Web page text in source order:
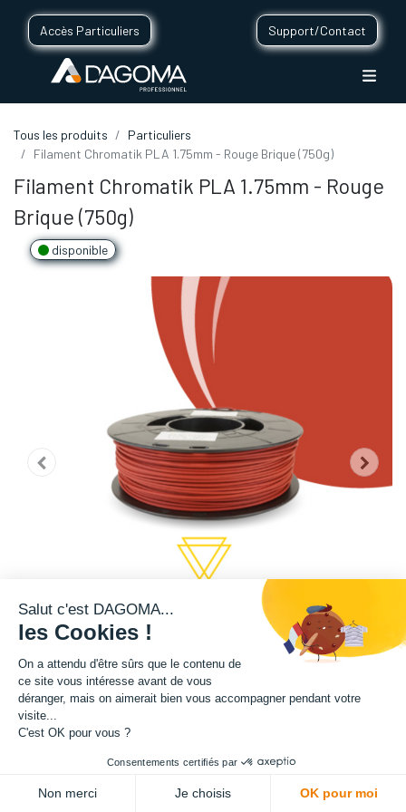
Accès Particuliers Support/Contact
Tous les produits
Particuliers
Filament Chromatik PLA 1.75mm - Rouge Brique (750g)
Filament Chromatik PLA 1.75mm - Rouge
Brique (750g)
disponible
Cette bobine de teinte rouge est disponible en format 750g.
Diamètre : 1.75 mm
Salut c'est DAGOMA...
les Cookies !
On a attendu d'être sûrs que le contenu de
ce site vous intéresse avant de vous
déranger, mais on aimerait bien vous accompagner pendant votre
visite...
C'est OK pour vous ?
Consentements certifiés par
Non merci Je choisis OK pour moi